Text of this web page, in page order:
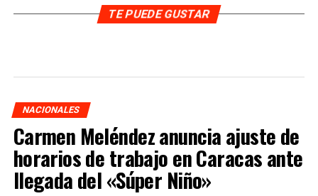
TE PUEDE GUSTAR
NACIONALES
Carmen Meléndez anuncia ajuste de
horarios de trabajo en Caracas ante
llegada del «Súper Niño»